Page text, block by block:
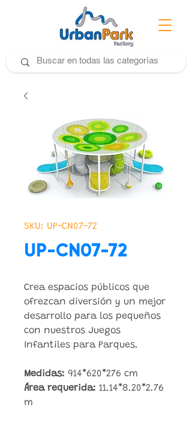
SKU: UP-CN07-72
UP-CN07-72
Crea espacios públicos que
ofrezcan diversión y un mejor
desarrollo para los pequeños
con nuestros Juegos
Infantiles para Parques.
Medidas: 914*620*276 cm
Área requerida: 11.14*8.20*2.76
m